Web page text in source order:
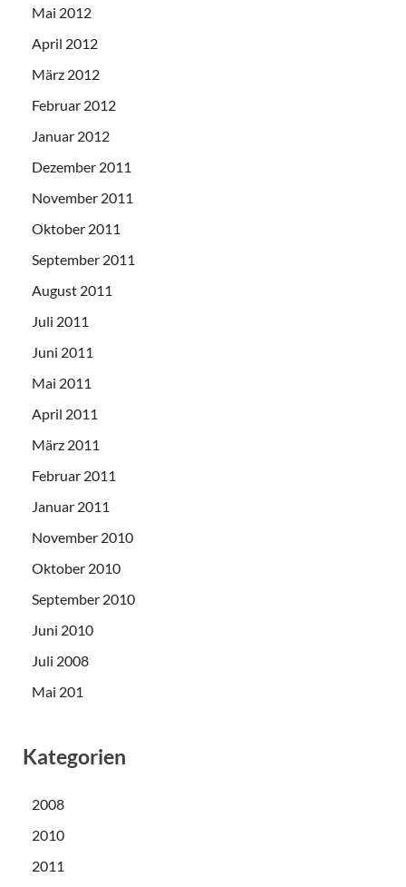
Mai 2012
April 2012
März 2012
Februar 2012
Januar 2012
Dezember 2011
November 2011
Oktober 2011
September 2011
August 2011
Juli 2011
Juni 2011
Mai 2011
April 2011
März 2011
Februar 2011
Januar 2011
November 2010
Oktober 2010
September 2010
Juni 2010
Juli 2008
Mai 201
Kategorien
2008
2010
2011